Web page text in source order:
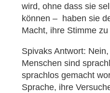
wird, ohne dass sie
können – haben sie
Macht, ihre Stimme
Spivaks Antwort:
Menschen sind
sprachlos gemacht
Sprache, ihre